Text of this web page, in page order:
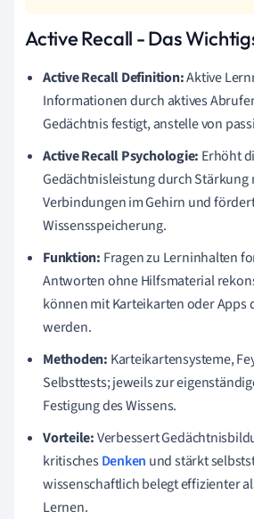
Active Recall - Das
Active Recall Definition:Aktive
Informationen durch aktives
Gedächtnis festigt, anstelle von
Active Recall Psychologie: Erhöht
Gedächtnisleistung durch
Verbindungen im Gehirn und
Wissensspeicherung.
Funktion: Fragen zu Lerninhalten
Antworten ohne Hilfsmaterial
können mit Karteikarten oder Apps
werden.
Methoden: Karteikartensysteme,
Selbsttests; jeweils zur
Festigung des Wissens.
Vorteile:Verbessert
kritischesDenken und stärkt
wissenschaftlich belegt effizienter
Lernen.